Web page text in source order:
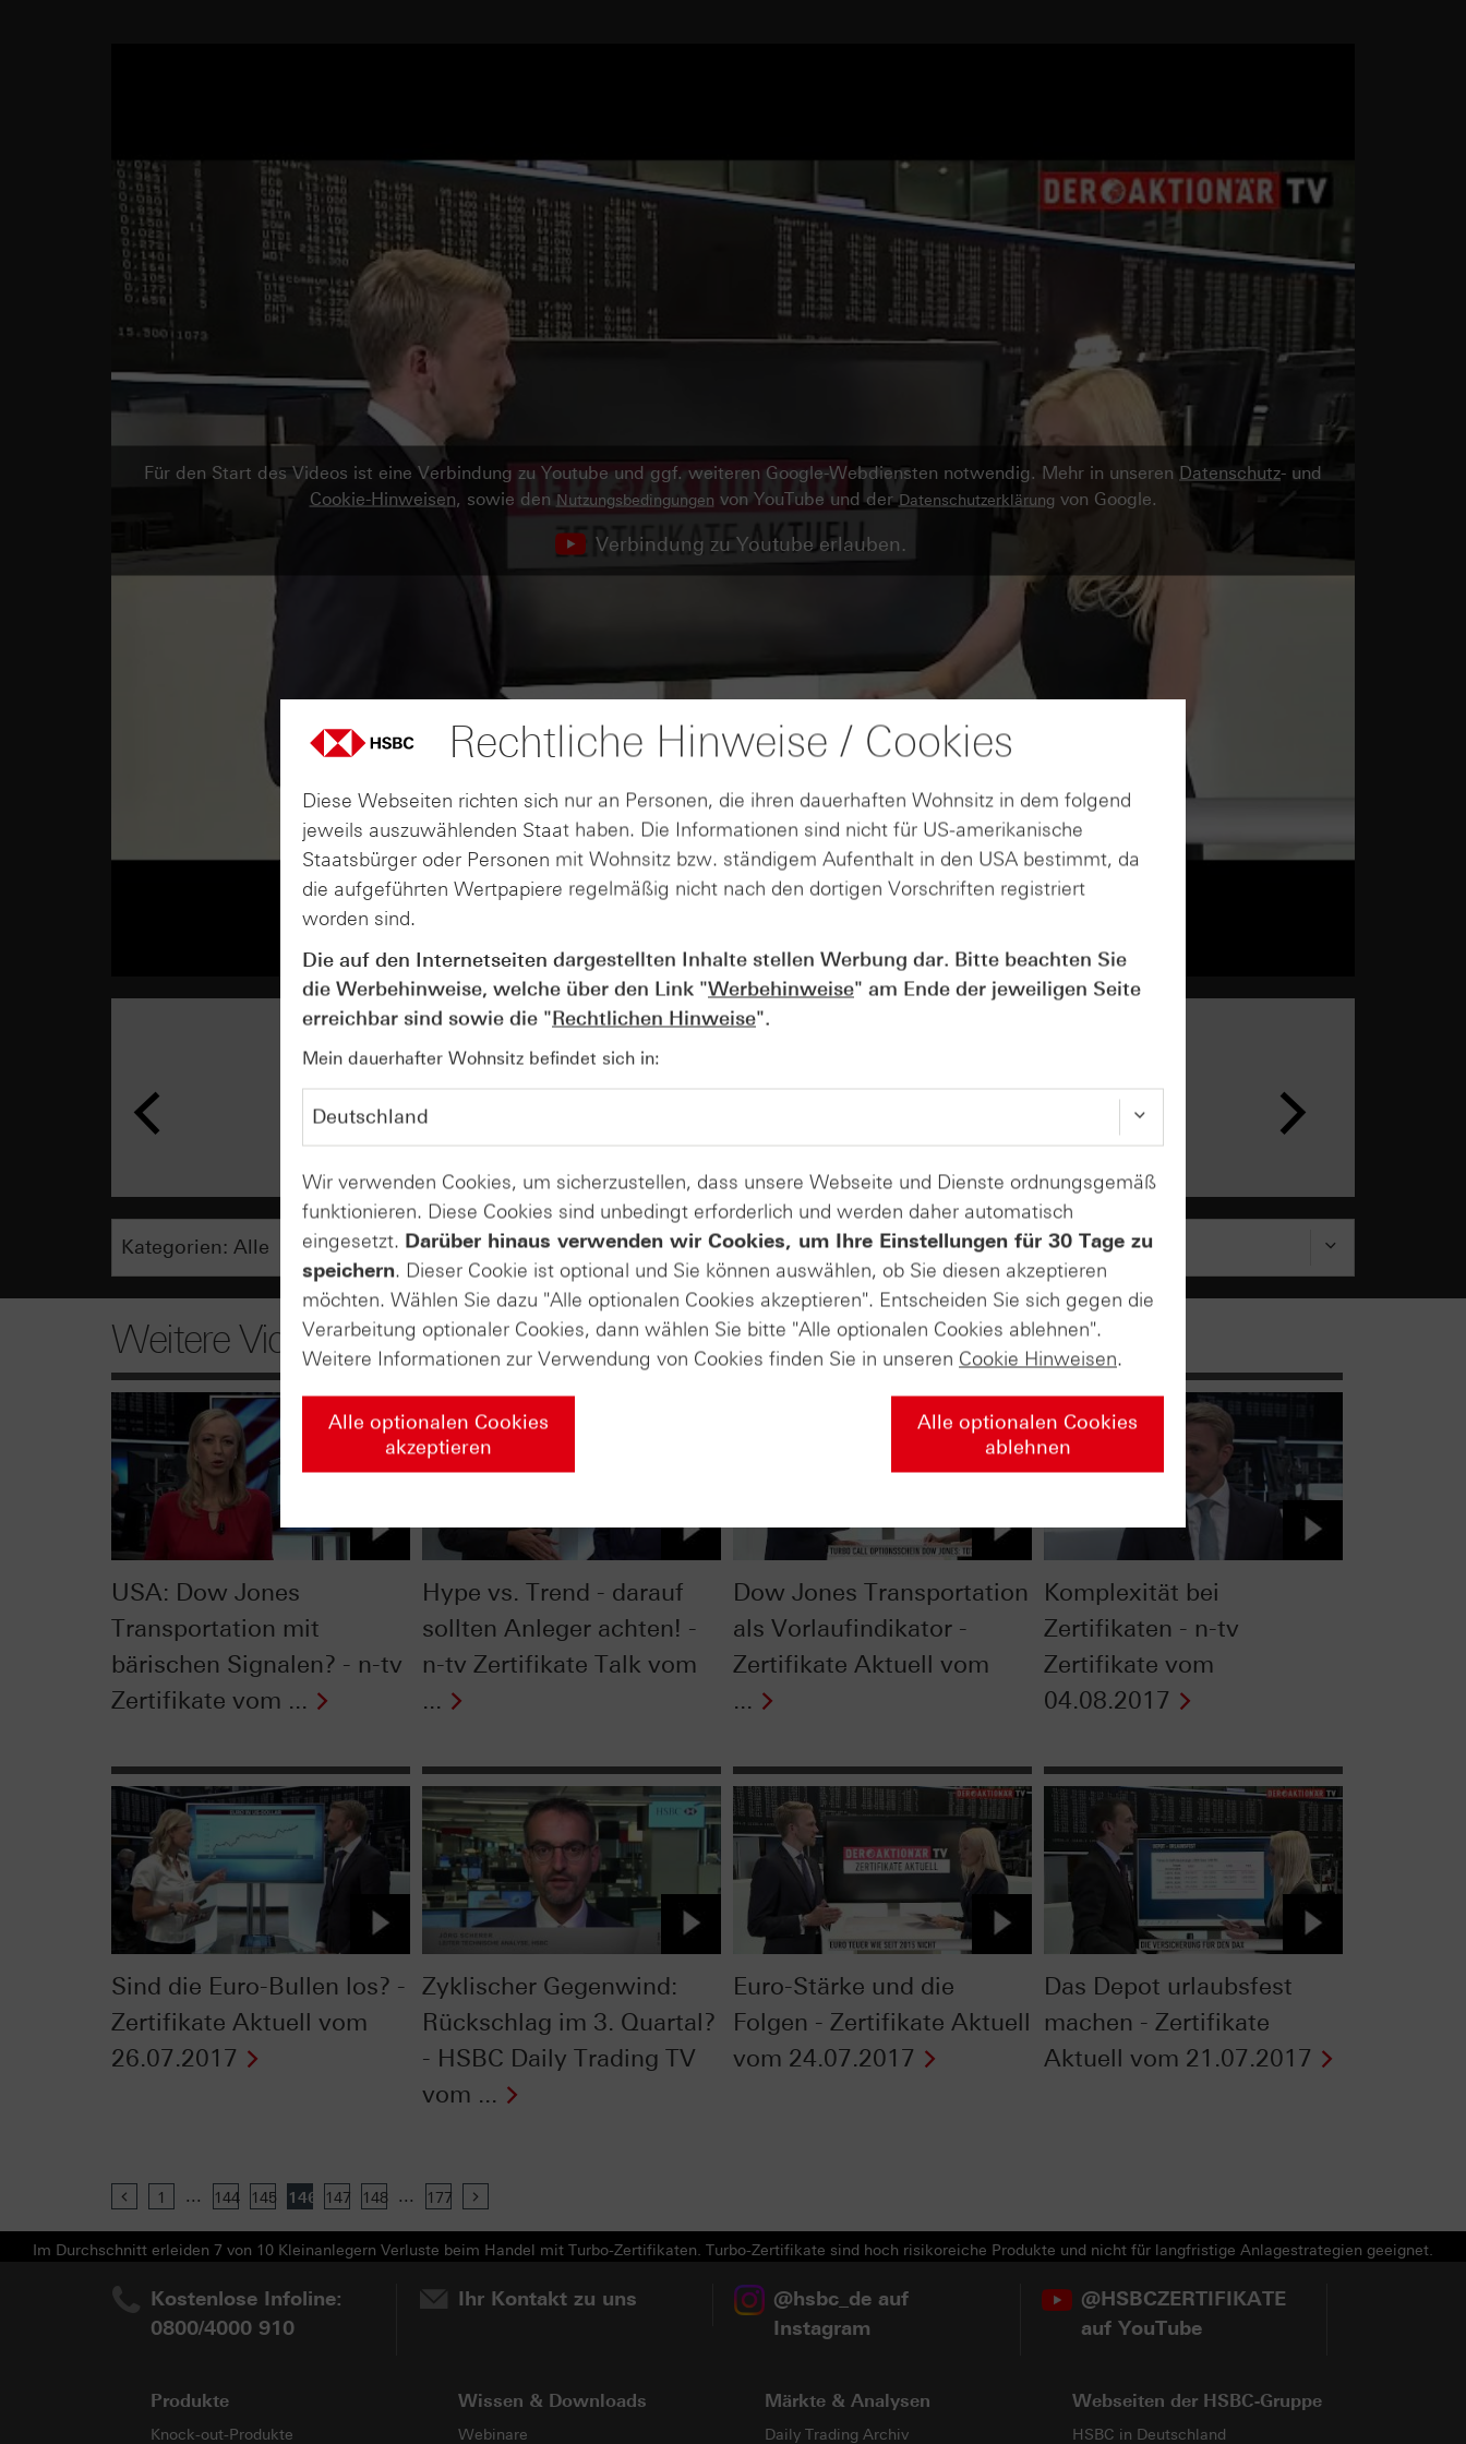
Für den Start des Videos ist eine Verbindung zu Youtube und ggf. weiteren Google-Webdiensten notwendig. Mehr in unseren Datenschutz- und
Cookie-Hinweisen, sowie den Nutzungsbedingungen von YouTube und derDatenschutzerklärungvon Google.
Verbindung zu Youtube erlauben.
AUGUST
Weitere Videos
USA: Dow Jones
Transportation mit
bärischen Signalen? - n-tv
Zertifikate vom ...
Hype vs. Trend - darauf
sollten Anleger achten! -
n-tv Zertifikate Talk vom
...
Dow Jones Transportation
als Vorlaufindikator -
Zertifikate Aktuell vom
...
Komplexität bei
Zertifikaten - n-tv
Zertifikate vom
04.08.2017
Sind die Euro-Bullen los? -
Zertifikate Aktuell vom
26.07.2017
Zyklischer Gegenwind:
Rückschlag im 3. Quartal?
- HSBC Daily Trading TV
vom ...
Euro-Stärke und die
Folgen - Zertifikate Aktuell
vom 24.07.2017
Das Depot urlaubsfest
machen - Zertifikate
Aktuell vom 21.07.2017
Previous
1 ... 144 145 146 147 148 ... 177
Im Durchschnitt erleiden 7 von 10 Kleinanlegern Verluste beim Handel mit Turbo-Zertifikaten. Turbo-Zertifikate sind hoch risikoreiche Produkte und nicht für langfristige Anlagestrategien geeignet.
Kostenlose Infoline:
0800/4000 910
Ihr Kontakt zu uns
@hsbc_de auf
Instagram
@HSBCZERTIFIKATE
auf YouTube
Produkte
Knock-out-Produkte
Wissen & Downloads
Webinare
Märkte & Analysen
Daily Trading Archiv
Webseiten der HSBC-Gruppe
HSBC in Deutschland
Rechtliche Hinweise / Cookies
Diese Webseiten richten sich nur an Personen, die ihren dauerhaften Wohnsitz in dem folgend
jeweils auszuwählenden Staat haben. Die Informationen sind nicht für US-amerikanische
Staatsbürger oder Personen mit Wohnsitz bzw. ständigem Aufenthalt in den USA bestimmt, da
die aufgeführten Wertpapiere regelmäßig nicht nach den dortigen Vorschriften registriert
worden sind.
Die auf den Internetseiten dargestellten Inhalte stellen Werbung dar. Bitte beachten Sie
die Werbehinweise, welche über den Link "Werbehinweise" am Ende der jeweiligen Seite
erreichbar sind sowie die "Rechtlichen Hinweise".
Mein dauerhafter Wohnsitz befindet sich in:
Wir verwenden Cookies, um sicherzustellen, dass unsere Webseite und Dienste ordnungsgemäß
funktionieren. Diese Cookies sind unbedingt erforderlich und werden daher automatisch
eingesetzt. Darüber hinaus verwenden wir Cookies, um Ihre Einstellungen für 30 Tage zu
speichern. Dieser Cookie ist optional und Sie können auswählen, ob Sie diesen akzeptieren
möchten. Wählen Sie dazu "Alle optionalen Cookies akzeptieren". Entscheiden Sie sich gegen die
Verarbeitung optionaler Cookies, dann wählen Sie bitte "Alle optionalen Cookies ablehnen".
Weitere Informationen zur Verwendung von Cookies finden Sie in unseren Cookie Hinweisen.
Alle optionalen Cookies
akzeptieren
Alle optionalen Cookies
ablehnen